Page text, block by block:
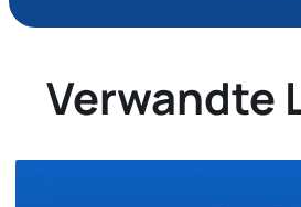
Verwandte